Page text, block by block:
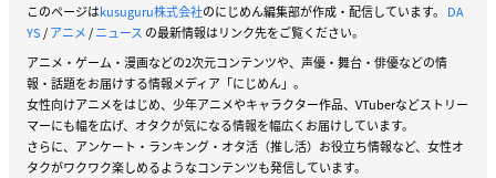
このページはkusuguru株式会社のにじめん編集部が作成・配信しています。 DA
YS/アニメ/ニュース の最新情報はリンク先をご覧ください。
アニメ・ゲーム・漫画などの2次元コンテンツや、声優・舞台・俳優などの情
報・話題をお届けする情報メディア「にじめん」。
女性向けアニメをはじめ、少年アニメやキャラクター作品、VTuberなどストリー
マーにも幅を広げ、オタクが気になる情報を幅広くお届けしています。
さらに、アンケート・ランキング・オタ活（推し活）お役立ち情報など、女性オ
タクがワクワク楽しめるようなコンテンツも発信しています。